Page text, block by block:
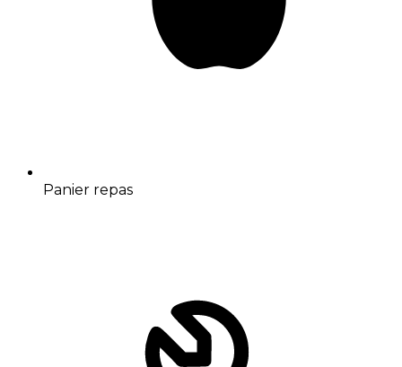
Panier repas